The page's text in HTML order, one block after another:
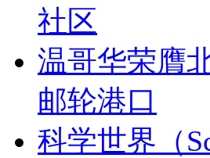
社区
温哥华荣膺
邮轮港口
科学世界（